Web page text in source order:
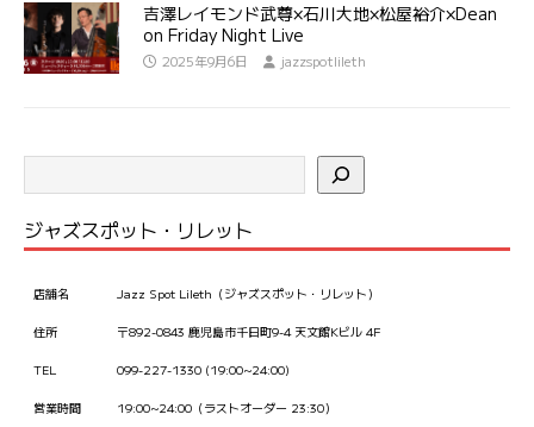
吉澤レイモンド武尊×石川大地×松屋裕介×Dean
on Friday Night Live
2025年9月6日 jazzspotlileth
ジャズスポット・リレット
店舗名 Jazz Spot Lileth（ジャズスポット・リレット）
住所 〒892-0843 鹿児島市千日町9-4 天文館Kビル 4F
TEL 099-227-1330 (19:00~24:00)
営業時間 19:00~24:00（ラストオーダー 23:30）